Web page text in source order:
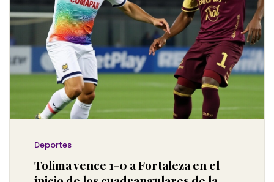
Deportes
Tolima vence 1-0 a Fortaleza en el